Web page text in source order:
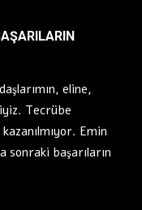
eline,
Tecrübe
Emin
sonraki başarıların